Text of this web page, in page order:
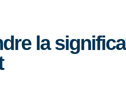
la